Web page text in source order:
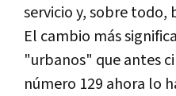
servicio y, sobre todo,
El cambio más
"urbanos" que antes
número 129 ahora lo